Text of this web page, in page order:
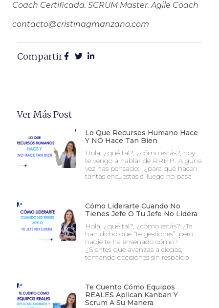
Coach Certificada. SCRUM Master. Agile Coach
contacto@cristinagmanzano.com
Compartir
Ver Más Post
Lo Que Recursos Humano Hace
Y NO Hace Tan Bien
Hola, ¿qué tal?, ¿cómo estás?, hoy
te vengo a hablar de RRHH. Alguna
vez has pensado: “¿para qué hacen
tantas encuestas si luego no pasa
Cómo Liderarte Cuando No
Tienes Jefe O Tu Jefe No Lidera
Hola, ¿qué tal?, ¿cómo estás? ¿Te
han dicho que “te gestiones”, pero
nadie te ha enseñado cómo?
¿Sientes que avanzas a ciegas,
tomando decisiones sin respaldo
Te Cuento Cómo Equipos
REALES Aplican Kanban Y
Scrum A Su Manera